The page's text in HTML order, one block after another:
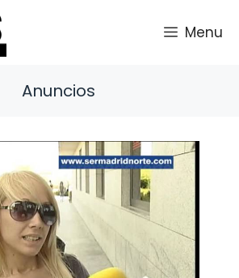
Menu
Anuncios